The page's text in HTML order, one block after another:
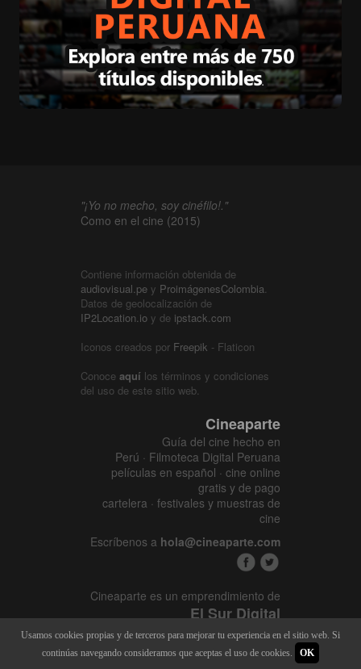
"¡Yo no mecho, soy cinéfilo!."
Como en el cine (2015)
Contiene información obtenida de
audiovisual.pe y ProimágenesColombia
Datos de geolocalización de
IP2Location.io y de ipstack.com
Iconos creados por Freepik - Flaticon
Conoce aquí los términos y condiciones
del uso de este sitio web.
Cineaparte
Guía del cine hecho en
Perú · Filmoteca Digital Peruana
películas en español · cine online
gratis y de pago
cartelera · festivales y muestras de
cine
Escríbenos a hola@cineaparte.com
Cineaparte es un emprendimiento de
El Sur Digital
www.elsurcine.com
Desarrollado porSALA247
Usamos cookies propias y de terceros para mejorar tu experiencia en el sitio web. Si
continúas navegando consideramos que aceptas el uso de cookies.
OK